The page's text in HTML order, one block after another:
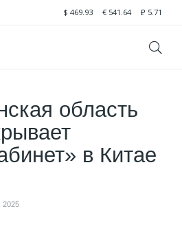
$ 469.93 € 541.64 ₽ 5.71
область
в Китае
2025